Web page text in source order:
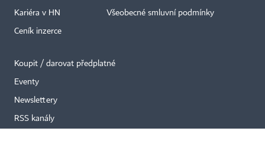
Kariéra v HN
Ceník inzerce
Všeobecné smluvní podmínky
Koupit / darovat předplatné
Eventy
Newslettery
RSS kanály